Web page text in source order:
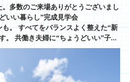
多数のご来場ありがとうございまし
いい暮らし”完成見学会
。 すべてをバランスよく整えた“新
。 共働き夫婦に“ちょうどいい”子...